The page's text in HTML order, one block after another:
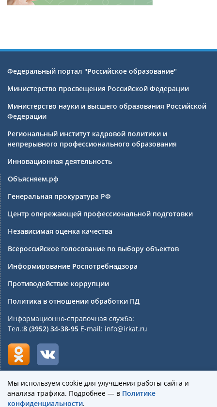
Федеральный портал "Российское образование"
Министерство просвещения Российской Федерации
Министерство науки и высшего образования Российской
Федерации
Региональный институт кадровой политики и
непрерывного профессионального образования
Инновационная деятельность
Объясняем.рф
Генеральная прокуратура РФ
Центр опережающей профессиональной подготовки
Независимая оценка качества
Всероссийское голосование по выбору объектов
Информирование Роспотребнадзора
Противодействие коррупции
Политика в отношении обработки ПД
Информационно-справочная служба:
Тел.:8 (3952) 34-38-95 E-mail: info@irkat.ru
Государственное бюджетное профессиональное
Мы используем cookie для улучшения работы сайта и
анализа трафика. Подробнее — в Политике
конфиденциальности.